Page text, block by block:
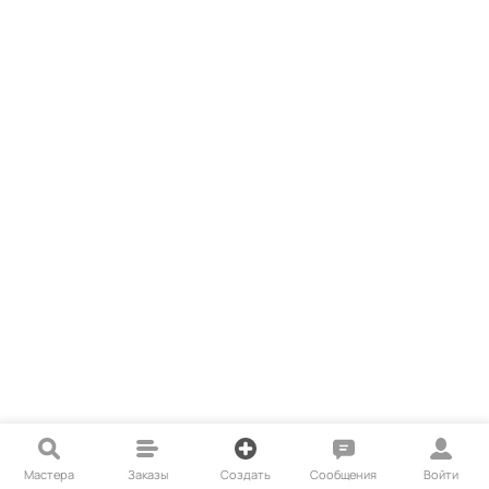
Мастера Заказы Создать Сообщения Войти